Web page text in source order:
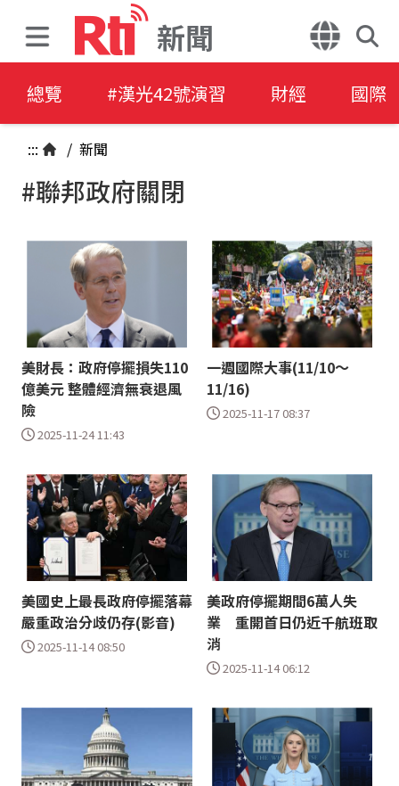
新聞
總覽 #漢光42號演習 財經 國際
::: / 新聞
#聯邦政府關閉
美財長：政府停擺損失110
億美元 整體經濟無衰退風
險
2025-11-24 11:43
一週國際大事(11/10～
11/16)
2025-11-17 08:37
美國史上最長政府停擺落幕
嚴重政治分歧仍存(影音)
2025-11-14 08:50
美政府停擺期間6萬人失
業 重開首日仍近千航班取
消
2025-11-14 06:12